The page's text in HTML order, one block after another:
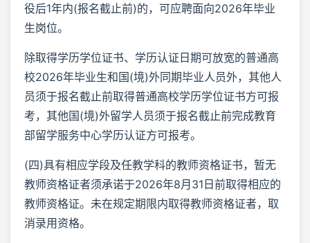
役后1年内(报名截止前)的，可应聘面向2026年毕业
生岗位。
除取得学历学位证书、学历认证日期可放宽的普通高
校2026年毕业生和国(境)外同期毕业人员外，其他人
员须于报名截止前取得普通高校学历学位证书方可报
考，其他国(境)外留学人员须于报名截止前完成教育
部留学服务中心学历认证方可报考。
(四)具有相应学段及任教学科的教师资格证书，暂无
教师资格证者须承诺于2026年8月31日前取得相应的
教师资格证。未在规定期限内取得教师资格证者，取
消录用资格。